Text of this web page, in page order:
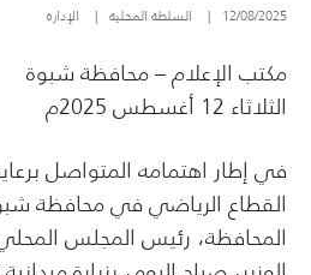
12/08/2025
| السلطة المحلية | الإدارة
مكتب الإعلام – محافظة شبوة
الثلاثاء 12 أغسطس 2025م
في إطار اهتمامه المتواصل
القطاع الرياضي في محافظة
المحافظة، رئيس المجلس